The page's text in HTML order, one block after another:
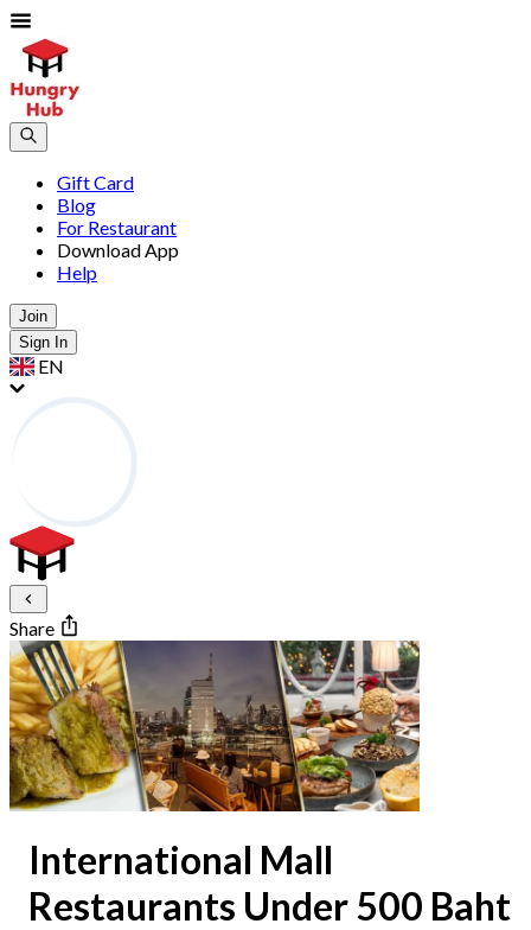
Gift Card
Blog
For Restaurant
Download App
Help
Join
Sign In
EN
Share
International Mall
Restaurants Under 500 Baht